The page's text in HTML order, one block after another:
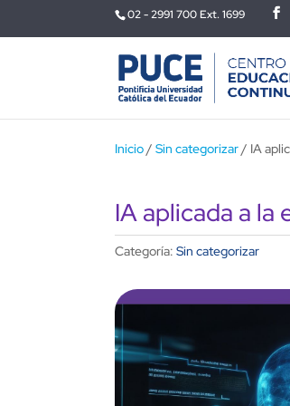
02 - 2991 700 Ext. 1699
Inicio/ Sin categorizar/ IA
IA aplicada a la
Categoría: Sin categorizar